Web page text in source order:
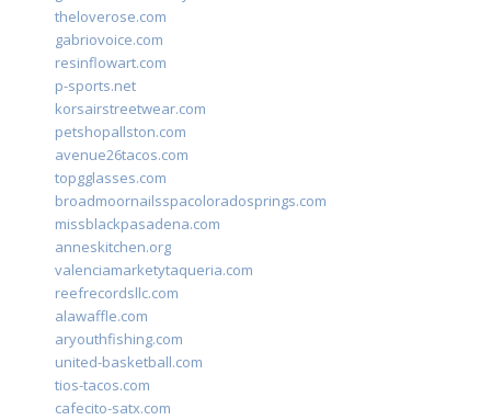
theloverose.com
gabriovoice.com
resinflowart.com
p-sports.net
korsairstreetwear.com
petshopallston.com
avenue26tacos.com
topgglasses.com
broadmoornailsspacoloradosprings.com
missblackpasadena.com
anneskitchen.org
valenciamarketytaqueria.com
reefrecordsllc.com
alawaffle.com
aryouthfishing.com
united-basketball.com
tios-tacos.com
cafecito-satx.com